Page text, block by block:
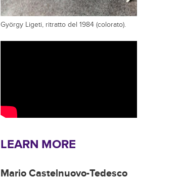
György Ligeti, ritratto del 1984 (colorato).
LEARN MORE
Mario Castelnuovo-Tedesco